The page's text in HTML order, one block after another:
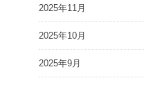
2025年11月
2025年10月
2025年9月